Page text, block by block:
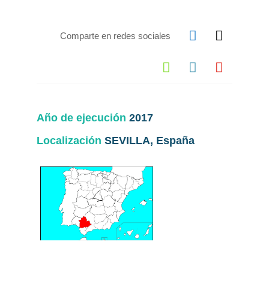
Comparte en redes sociales  
  
Año de ejecución 2017
Localización SEVILLA, España